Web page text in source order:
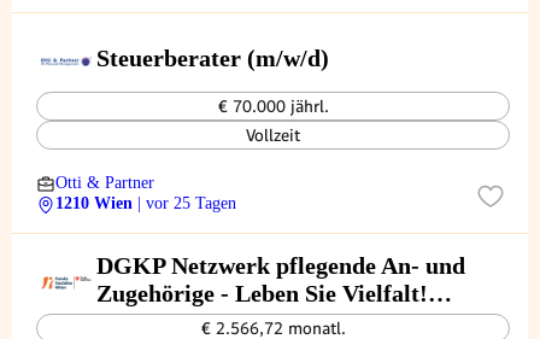
Steuerberater (m/w/d)
€ 70.000 jährl.
Vollzeit
Otti & Partner
1210 Wien
| vor 25 Tagen
DGKP Netzwerk pflegende An- und
Zugehörige - Leben Sie Vielfalt!
(26/05/WPB)€ 2.566,72 monatl.